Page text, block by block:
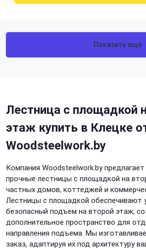
Показать еще
Лестница с площадкой
этаж купить в Клецке
Woodsteelwork.by
Компания Woodsteelwork.by
прочные лестницы с площадкой на
частных домов, коттеджей и
Лестницы с площадкой обеспечивают
безопасный подъем на второй этаж,
дополнительное пространство для
направления подъема. Мы
заказ, адаптируя их под архитектуру